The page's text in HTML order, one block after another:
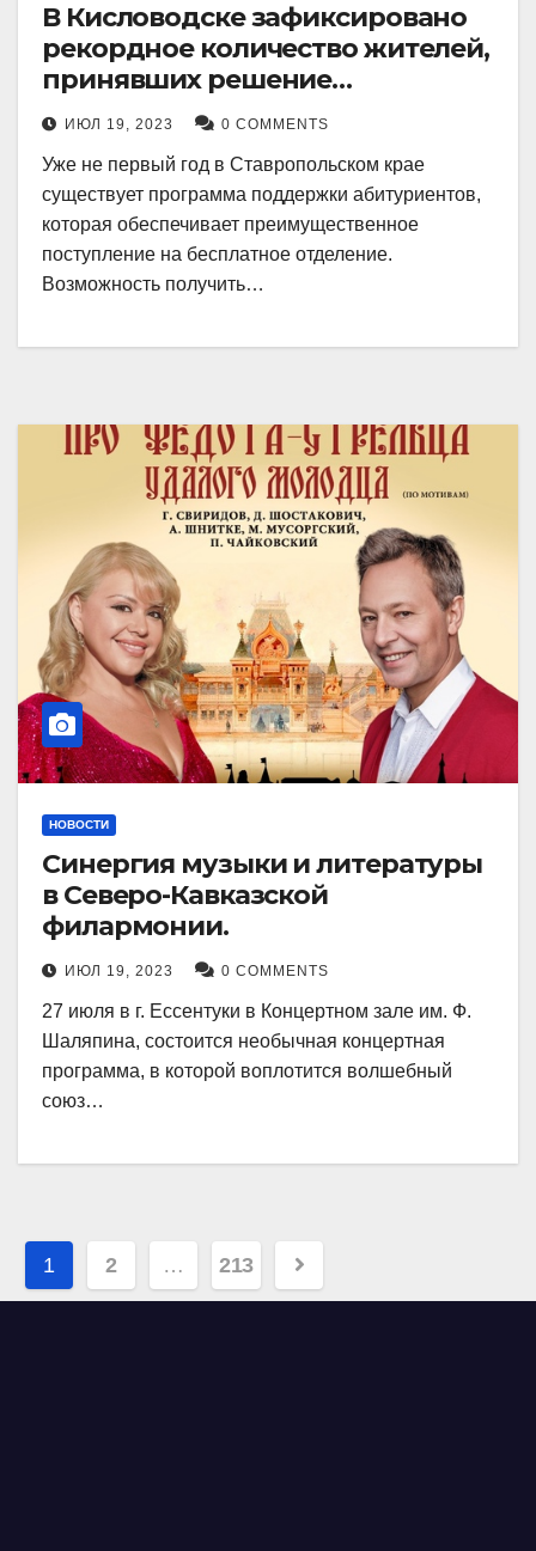
В Кисловодске зафиксировано
рекордное количество жителей,
принявших решение
воспользоваться
установленными мерами, с
целью поступления в
медицинский вуз в районе.
ИЮЛ 19, 2023 0 COMMENTS
Уже не первый год в Ставропольском крае
существует программа поддержки абитуриентов,
которая обеспечивает преимущественное
поступление на бесплатное отделение.
Возможность получить…
НОВОСТИ
Синергия музыки и литературы
в Северо-Кавказской
филармонии.
ИЮЛ 19, 2023 0 COMMENTS
27 июля в г. Ессентуки в Концертном зале им. Ф.
Шаляпина, состоится необычная концертная
программа, в которой воплотится волшебный
союз…
Навигация
по
1 2 … 213